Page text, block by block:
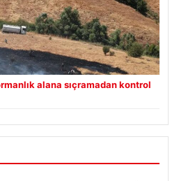
alana sıçramadan kontrol